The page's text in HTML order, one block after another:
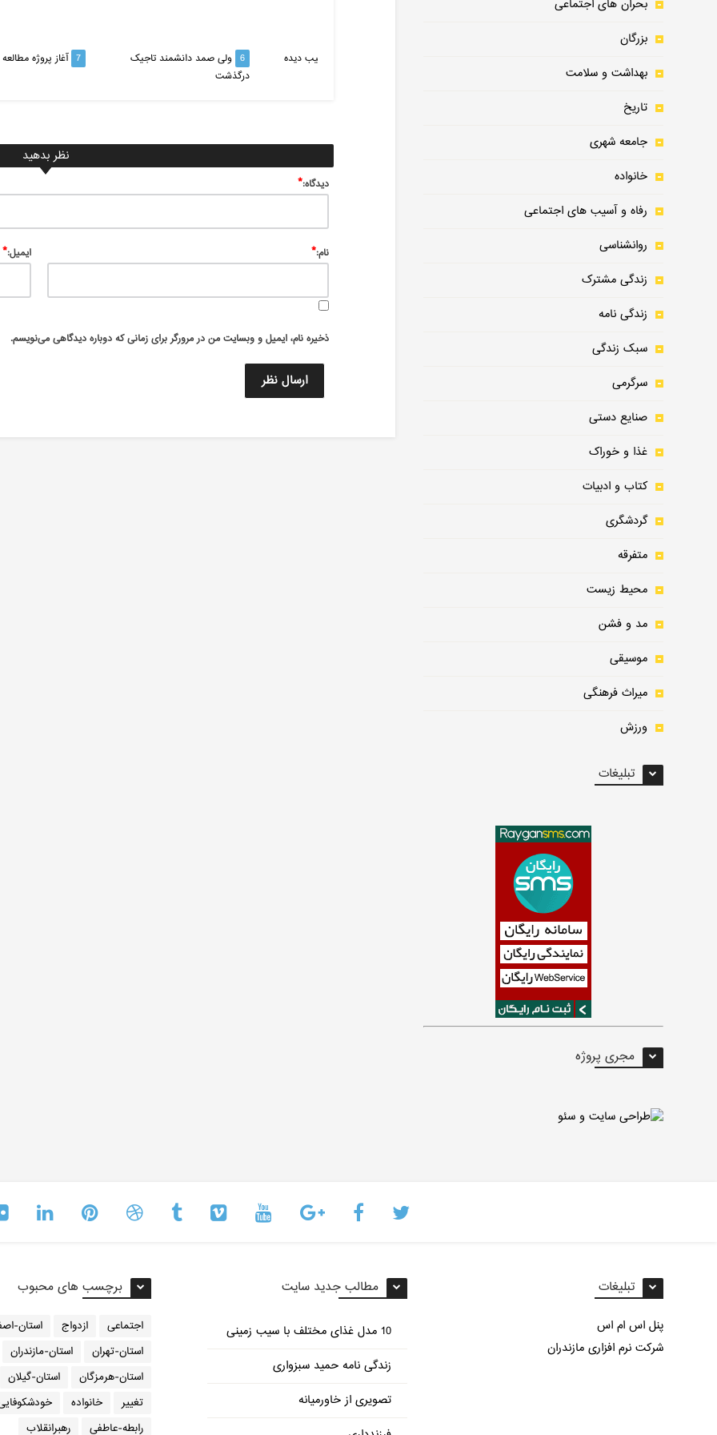
مرمت بخش‌های آسیب دیده
6 ولی صمد دانشمند تاجیک
درگذشت
7 آغاز پروژه
نظر بدهید
ديدگاه:*
نام:* ایمیل:*
ذخیره نام، ایمیل و وبسایت من در مرورگر برای زمانی که دوباره دیدگاهی می‌نویسم.
بحران های اجتماعی
بزرگان
بهداشت و سلامت
تاریخ
جامعه شهری
خانواده
رفاه و آسیب های اجتماعی
روانشناسی
زندگی مشترک
زندگی نامه
سبک زندگی
سرگرمی
صنایع دستی
غذا و خوراک
کتاب و ادبیات
گردشگری
متفرقه
محیط زیست
مد و فشن
موسیقی
میراث فرهنگی
ورزش
تبلیغات
مجری پروژه
برچسب های محبوب
اجتماعی ازدواج
استان-
استان-تهران
استان-مازندران
استان-هرمزگان
استان-گیلان
تغییر
خانواده
رابطه-عاطفی
رهبرانقلاب
مطالب جدید سایت
10 مدل غذای مختلف با سیب زمینی
زندگی نامه حمید سبزواری
تصویری از خاورمیانه
تبلیغات
پنل اس ام اس
شرکت نرم افزاری مازندران